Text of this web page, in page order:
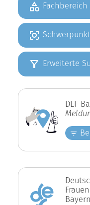
Fachbereich
Erweiterte
DEF